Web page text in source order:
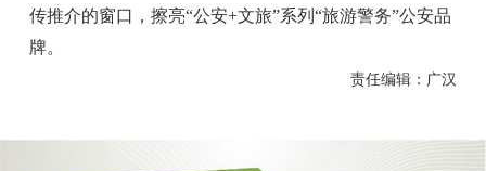
传推介的窗口，擦亮“公安+文旅”系列“旅游警务”公安品
牌。
责任编辑：广汉